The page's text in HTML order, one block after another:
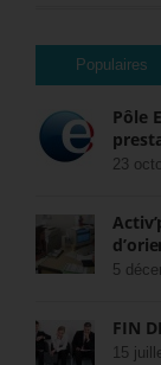
Populaires
Pôle
23
5
FIN
15